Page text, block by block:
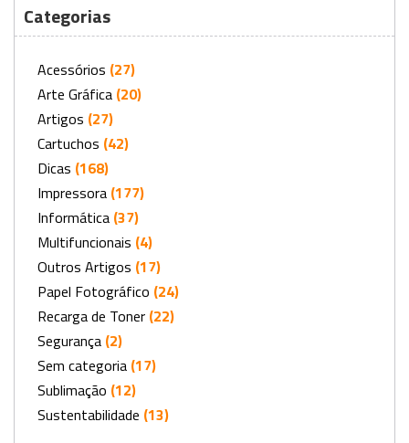
Categorias
Acessórios (27)
Arte Gráfica (20)
Artigos (27)
Cartuchos (42)
Dicas (168)
Impressora (177)
Informática (37)
Multifuncionais (4)
Outros Artigos (17)
Papel Fotográfico (24)
Recarga de Toner (22)
Segurança (2)
Sem categoria (17)
Sublimação (12)
Sustentabilidade (13)